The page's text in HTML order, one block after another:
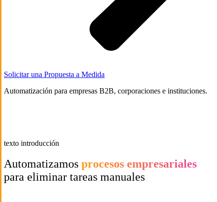
Solicitar una Propuesta a Medida
Automatización para empresas B2B, corporaciones e instituciones.
texto introducción
Automatizamos procesos empresariales
para eliminar tareas manuales